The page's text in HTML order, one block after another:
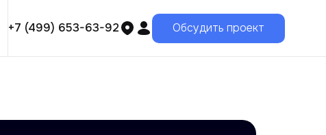
+7 (499) 653-63-92 Обсудить проект